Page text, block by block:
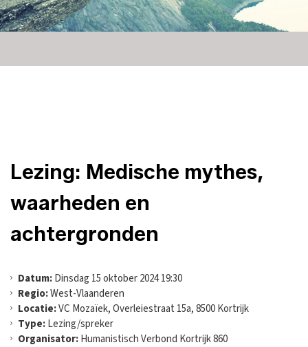
Lezing: Medische mythes,
waarheden en
achtergronden
Datum:Dinsdag 15 oktober 2024 19:30
Regio:West-Vlaanderen
Locatie:VC Mozaïek, Overleiestraat 15a, 8500 Kortrijk
Type:Lezing/spreker
Organisator:Humanistisch Verbond Kortrijk 860